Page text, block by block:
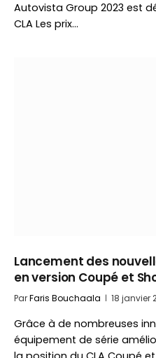
Autovista Group 2023 est
CLA Les prix…
Lancement des
en version Coupé et
ParFaris Bouchaala 18 janvier
Grâce à de nombreuses
équipement de série